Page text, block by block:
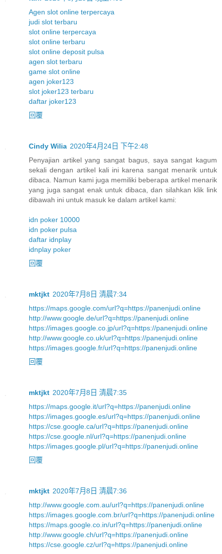
Agen slot online terpercaya
judi slot terbaru
slot online terpercaya
slot online terbaru
slot online deposit pulsa
agen slot terbaru
game slot online
agen joker123
slot joker123 terbaru
daftar joker123
回覆
Cindy Wilia 2020年4月24日 下午2:48
Penyajian artikel yang sangat bagus, saya sangat kagum
sekali dengan artikel kali ini karena sangat menarik untuk
dibaca. Namun kami juga memiliki beberapa artikel menarik
yang juga sangat enak untuk dibaca, dan silahkan klik link
dibawah ini untuk masuk ke dalam artikel kami:
idn poker 10000
idn poker pulsa
daftar idnplay
idnplay poker
回覆
mktjkt 2020年7月8日 清晨7:34
https://maps.google.com/url?q=https://panenjudi.online
http://www.google.de/url?q=https://panenjudi.online
https://images.google.co.jp/url?q=https://panenjudi.online
http://www.google.co.uk/url?q=https://panenjudi.online
https://images.google.fr/url?q=https://panenjudi.online
回覆
mktjkt 2020年7月8日 清晨7:35
https://maps.google.it/url?q=https://panenjudi.online
https://images.google.es/url?q=https://panenjudi.online
https://cse.google.ca/url?q=https://panenjudi.online
https://cse.google.nl/url?q=https://panenjudi.online
https://images.google.pl/url?q=https://panenjudi.online
回覆
mktjkt 2020年7月8日 清晨7:36
http://www.google.com.au/url?q=https://panenjudi.online
https://images.google.com.br/url?q=https://panenjudi.online
https://maps.google.co.in/url?q=https://panenjudi.online
http://www.google.ch/url?q=https://panenjudi.online
https://cse.google.cz/url?q=https://panenjudi.online